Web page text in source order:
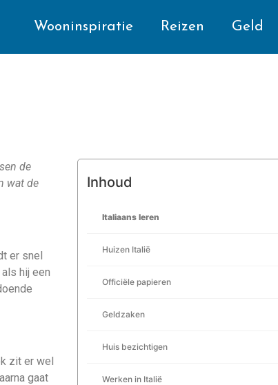
Wooninspiratie Reizen Geld
de
wat de
er snel
hij een
zit er wel
gaat
Inhoud
Italiaans leren
Huizen Italië
Officiële papieren
Geldzaken
Huis bezichtigen
Werken in Italië